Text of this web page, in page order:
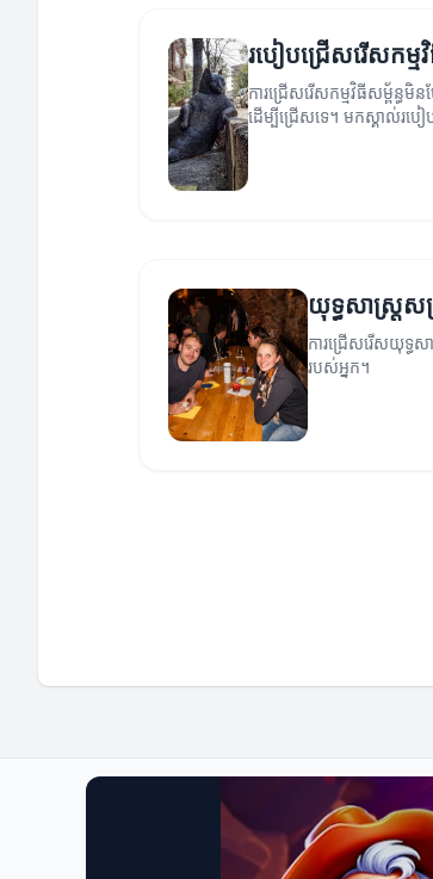
របៀបជ្រើសរើសកម្
ការជ្រើសរើសកម្មវិធីសម្ព័ន្ធ
ដើម្បីជ្រើសទេ។ មកស្គាល់រប
យុទ្ធសាស្ត្រស
ការជ្រើសរើសយុទ្ធស
របស់អ្នក។